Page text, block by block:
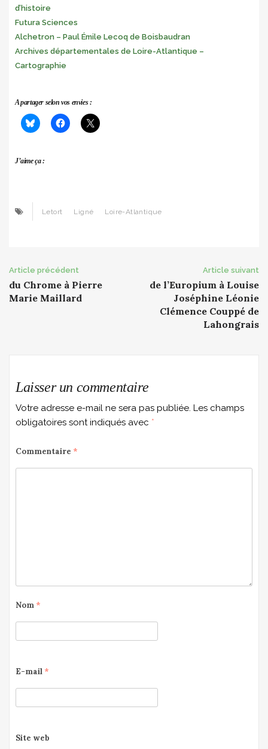
d’histoire
Futura Sciences
Alchetron – Paul Émile Lecoq de Boisbaudran
Archives départementales de Loire-Atlantique –
Cartographie
A partager selon vos envies :
J’aime ça :
Letort Ligné Loire-Atlantique
Post
navigation
Article précédent
du Chrome à Pierre
Marie Maillard
Article suivant
de l’Europium à Louise
Joséphine Léonie
Clémence Couppé de
Lahongrais
Laisser un commentaire
Votre adresse e-mail ne sera pas publiée. Les champs
obligatoires sont indiqués avec *
Commentaire *
Nom *
E-mail *
Site web